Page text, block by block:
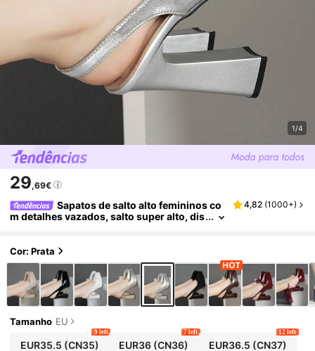
1/4
29,69€
Sapatos de salto alto femininos co
m detalhes vazados, salto super alto, dis
da.
4,82 (1000+)
Cor: Prata
Tamanho EU
EUR35.5 (CN35)
9 left
EUR36 (CN36)
7 left
EUR36.5 (CN37)
12 left